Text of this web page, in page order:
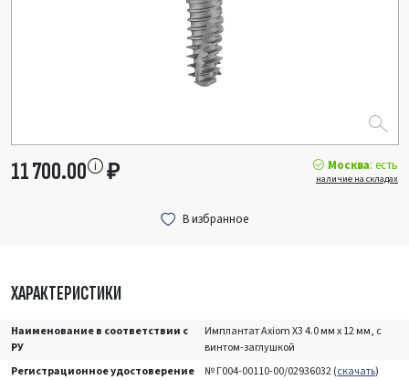
ХАРАКТЕРИСТИКИ
Наименование в соответствии с
РУ
Имплантат Axiom X3 4.0 мм x 12 мм, с
винтом-заглушкой
Регистрационное удостоверение
№ Г004-00110-00/02936032 (скачать)
11 700.00 ₽ Москва: есть
наличие на складах